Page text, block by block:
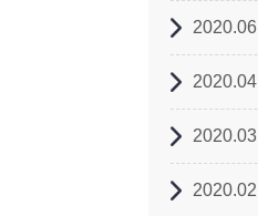
2020.06
2020.04
2020.03
2020.02